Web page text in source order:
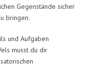
Gegenstände sicher
bringen.
und Aufgaben
musst du dir